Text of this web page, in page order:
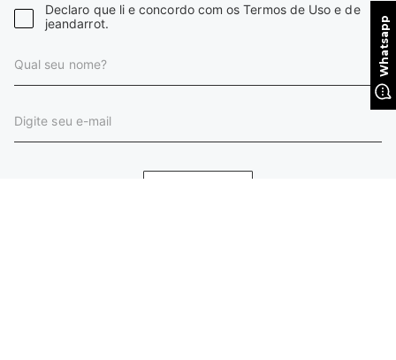
Declaro que li e concordo com os Termos de Uso e de
jeandarrot.